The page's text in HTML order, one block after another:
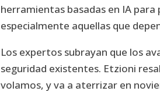
herramientas basadas en IA
especialmente aquellas que
Los expertos subrayan que los
seguridad existentes. Etzioni
volamos, y va a aterrizar en